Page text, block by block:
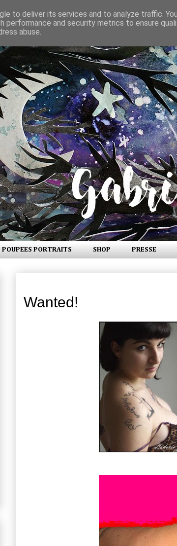
POUPEES PORTRAITS SHOP PRESSE
Wanted!
to deliver its services and to analyze traffic.
performance and security metrics to ensure
abuse.